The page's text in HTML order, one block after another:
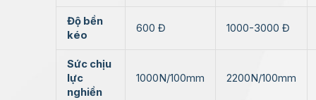
Độ bền
kéo
600 Đ 1000-3000 Đ
Sức chịu
lực
nghiền
1000N/100mm 2200N/100mm